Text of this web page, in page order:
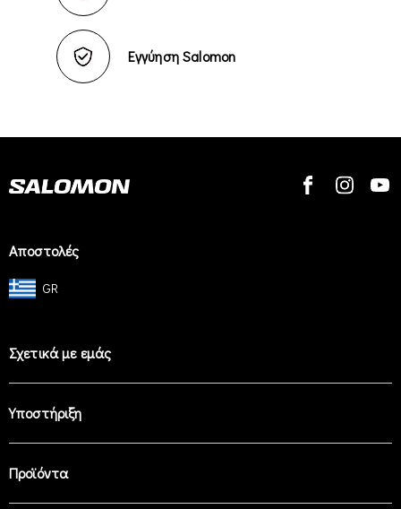
Εγγύηση Salomon
Αποστολές
GR
Σχετικά με εμάς
Υποστήριξη
Προϊόντα